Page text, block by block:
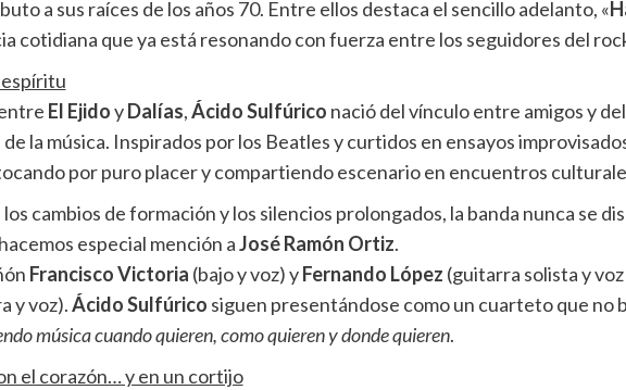
a sus raíces de los años 70. Entre ellos destaca el sencillo adelanto, «
cotidiana que ya está resonando con fuerza entre los seguidores del
El EjidoyDalías,Ácido Sulfúrico nació del vínculo entre amigos y
la música. Inspirados por los Beatles y curtidos en ensayos
por puro placer y compartiendo escenario en encuentros
los cambios de formación y los silencios prolongados, la banda nunca se
especial mención aJosé Ramón Ortiz.
Francisco Victoria (bajo y voz) yFernando López (guitarra solista y
y voz).Ácido Sulfúrico siguen presentándose como un cuarteto que no
música cuando quieren, como quieren y donde quieren.
el corazón… y en un cortijo